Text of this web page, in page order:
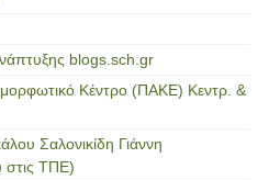
blogs.sch.gr
Κέντρο (ΠΑΚΕ) Κεντρ. &
Σαλονικίδη Γιάννη
στις ΤΠΕ)